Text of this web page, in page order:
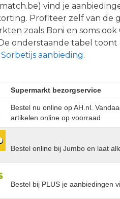
vind je
Profiteer zelf van de
zoals Boni en soms
onderstaande tabel
Sorbetijs aanbieding.
Supermarkt bezorgservice
Bestel nu online op AH.nl.
artikelen online op voorraad
Bestel online bij Jumbo en laat
Bestel bij PLUS je aanbiedingen